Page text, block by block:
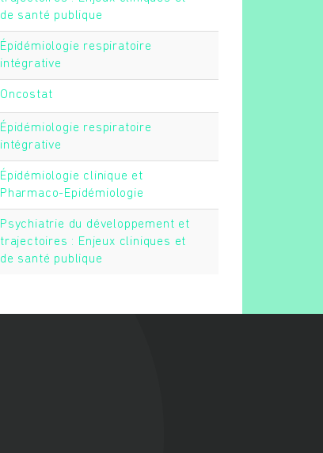
de santé publique
Épidémiologie respiratoire
intégrative
Oncostat
Épidémiologie respiratoire
intégrative
Épidémiologie clinique et
Pharmaco-Epidémiologie
Psychiatrie du développement et
trajectoires : Enjeux cliniques et
de santé publique